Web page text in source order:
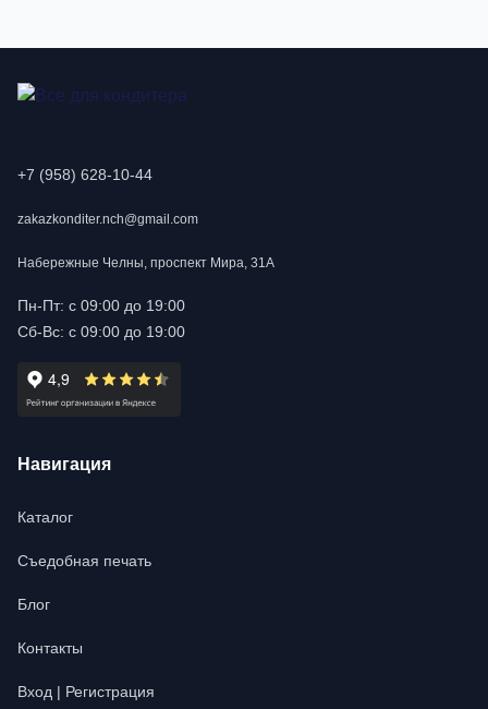
+7 (958) 628-10-44
zakazkonditer.nch@gmail.com
Набережные Челны, проспект Мира, 31А
Пн-Пт: с 09:00 до 19:00
Сб-Вс: с 09:00 до 19:00
Навигация
Каталог
Съедобная печать
Блог
Контакты
Вход | Регистрация